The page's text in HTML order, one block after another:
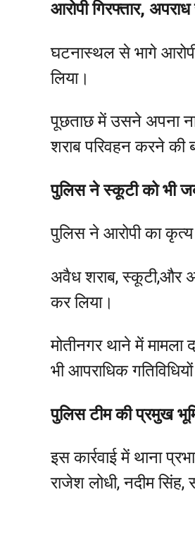
आरोपी गिरफ्तार, अपराध
घटनास्थल से भागे
लिया।
पूछताछ में उसने अपना
शराब परिवहन करने की
पुलिस ने स्कूटी को भी
पुलिस ने आरोपी का
अवैध शराब, स्कूटी,और
कर लिया।
मोतीनगर थाने में
भी आपराधिक
पुलिस टीम की प्रमुख
इस कार्रवाई में थाना
राजेश लोधी, नदीम